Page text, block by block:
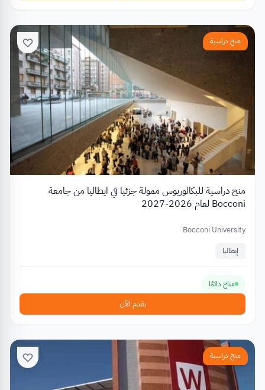
منح دراسية
منح دراسية للبكالوريوس ممولة جزئيا في ايطاليا من جامعة
Bocconi لعام 2026-2027
Bocconi University
إيطاليا
متاح دائمًا
تقدم الآن
منح دراسية